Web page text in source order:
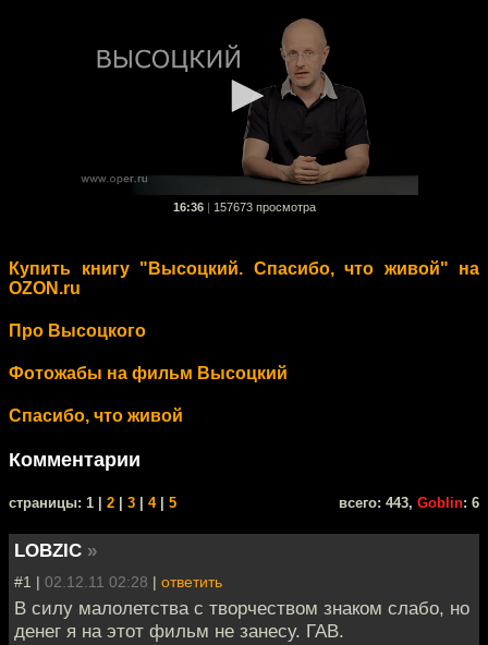
16:36 157673 просмотра
Купить книгу "Высоцкий. Спасибо, что живой" на
OZON.ru
Про Высоцкого
Фотожабы на фильм Высоцкий
Спасибо, что живой
Комментарии
cтраницы: 1 | 2 3 4| 5 всего: 443, Goblin: 6
LOBZIC »
#1 | 02.12.11 02:28 | ответить
В силу малолетства с творчеством знаком слабо, но
денег я на этот фильм не занесу. ГАВ.